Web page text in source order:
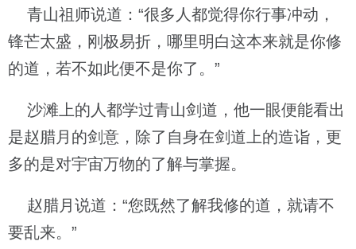
青山祖师说道：“很多人都觉得你行事冲动，
锋芒太盛，刚极易折，哪里明白这本来就是你修
的道，若不如此便不是你了。”
沙滩上的人都学过青山剑道，他一眼便能看出
是赵腊月的剑意，除了自身在剑道上的造诣，更
多的是对宇宙万物的了解与掌握。
赵腊月说道：“您既然了解我修的道，就请不
要乱来。”